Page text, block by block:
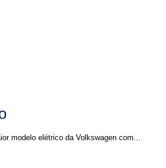
modelo elétrico da Volkswagen com...